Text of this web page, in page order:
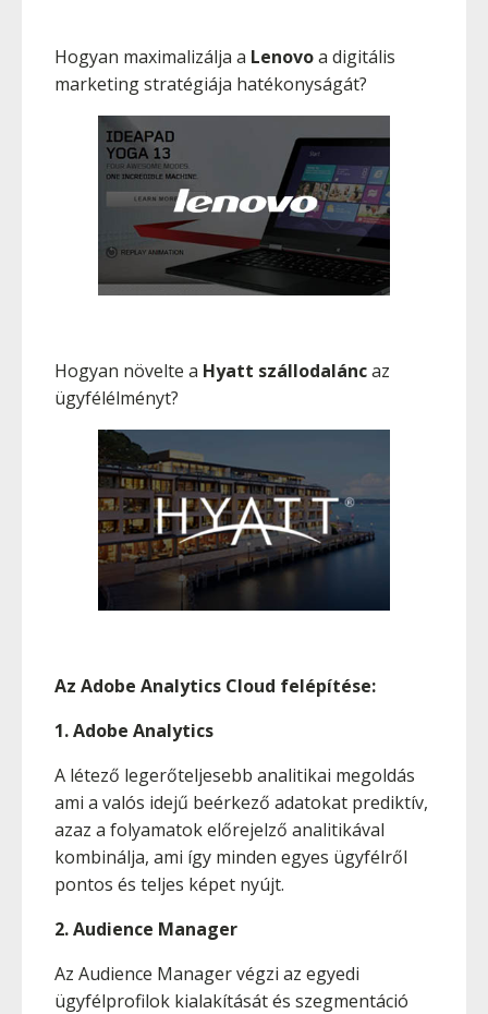
Hogyan maximalizálja a Lenovoa digitális
marketing stratégiája hatékonyságát?
Hogyan növelte a Hyatt szállodaláncaz
ügyfélélményt?
Az Adobe Analytics Cloud felépítése:
1. Adobe Analytics
A létező legerőteljesebb analitikai megoldás
ami a valós idejű beérkező adatokat prediktív,
azaz a folyamatok előrejelző analitikával
kombinálja, ami így minden egyes ügyfélről
pontos és teljes képet nyújt.
2. Audience Manager
Az Audience Manager végzi az egyedi
ügyfélprofilok kialakítását és szegmentáció